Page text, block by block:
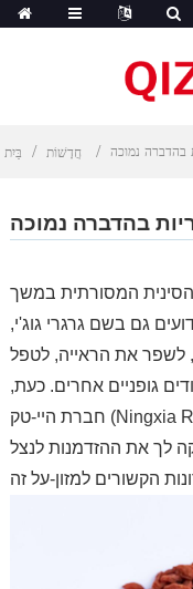
בַּיִת חֲדָשׁוֹת בהדברה נמוכה
בהדברה נמוכה
הסינית המסורתית במשך
הידועים גם בשם גרגרי גוג'י,
לשפר את הראייה, לטפל
גופניים אחרים. כעת,
חברת היי-טק (Ningxia Red Power Goji Co., Ltd.) סיטונאות
לך את ההזדמנות לנצל